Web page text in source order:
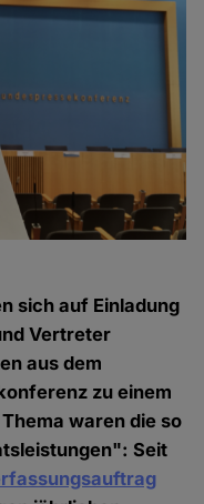
sich auf Einladung
Vertreter
aus dem
zu einem
waren die so
Seit